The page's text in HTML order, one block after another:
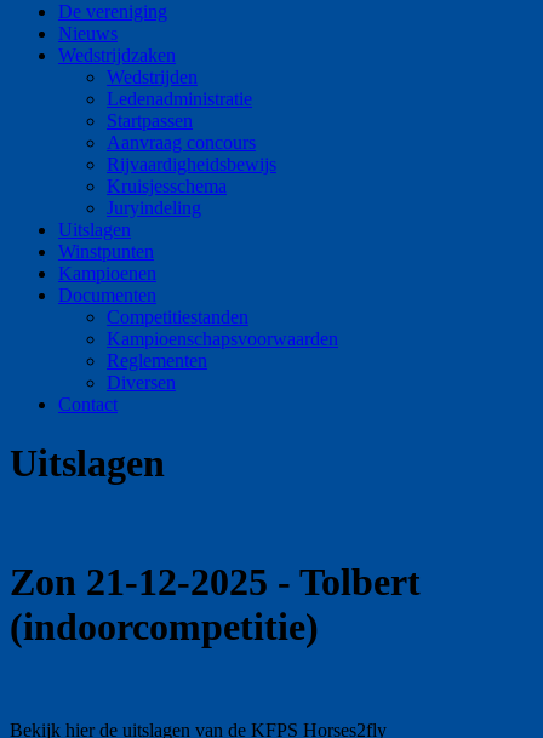
De vereniging
Nieuws
Wedstrijdzaken
Wedstrijden
Ledenadministratie
Startpassen
Aanvraag concours
Rijvaardigheidsbewijs
Kruisjesschema
Juryindeling
Uitslagen
Winstpunten
Kampioenen
Documenten
Competitiestanden
Kampioenschapsvoorwaarden
Reglementen
Diversen
Contact
Uitslagen
Zon 21-12-2025 - Tolbert
(indoorcompetitie)
Bekijk hier de uitslagen van de KFPS Horses2fly